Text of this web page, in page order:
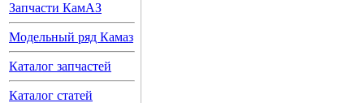
Запчасти КамАЗ
Модельный ряд Камаз
Каталог запчастей
Каталог статей